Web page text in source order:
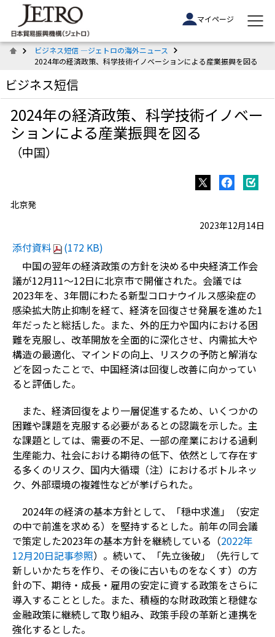
マイページ
ビジネス短信 ―ジェトロの海外ニュース
2024年の経済政策、科学技術イノベーションによる産業振興を図る
ビジネス短信
2024年の経済政策、科学技術イノベー
ションによる産業振興を図る
（中国）
北京発
2023年12月14日
添付資料
(172 KB)
中国の翌年の経済政策の方針を決める中央経済工作会
議が12月11～12日に北京市で開催された。会議では
2023年を、3年間にわたる新型コロナウイルス感染症の
感染拡大防止抑制を経て、経済を回復させ発展を進めた1
年だったと総括した。また、外的圧力や国内における困
難を克服し、改革開放を全面的に深化させ、内需拡大や
構造の最適化、マインドの向上、リスクの予防と解消な
どを図ったことで、中国経済は回復し改善に向かってい
ると評価した。
また、経済回復をより一層促進するため、いくつかの
困難や課題を克服する必要があるとの認識を示した。主
な課題としては、需要の不足、一部の産業における過剰
生産能力、社会における期待の低下、依然として存在す
る多くのリスク、国内大循環（注）におけるボトルネッ
ク、外部環境の複雑性などが挙げられた。
2024年の経済の基本方針として、「穏中求進」（安定
の中で前進を求める）を堅持するとした。前年の同会議
で策定した2023年の基本方針を継続している（2022年
12月20日記事参照）。続いて、「先立後破」（先行して
新しいかたちを作り、その後に古いものをなくす）の方
針の下、期待・成長・雇用の安定に資する政策をさらに
導入することとした。また、積極的な財政政策と穏健な
金融政策に継続して取り組み、政策手段の革新と連携を
強化するとした。